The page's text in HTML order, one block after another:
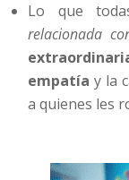
Lo que
relacionada
empatía y la
a quienes les